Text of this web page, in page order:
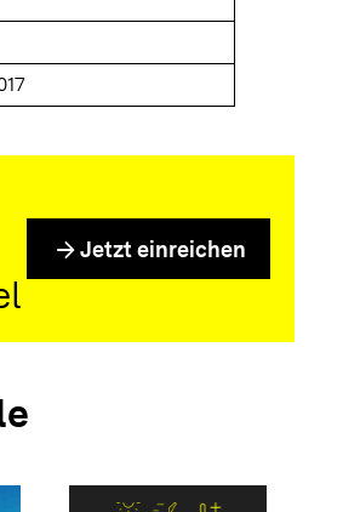
arrow_forward Jetzt einreichen